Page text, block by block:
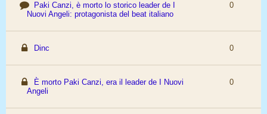
Paki Canzi, è morto lo storico leader de I
Nuovi Angeli: protagonista del beat italiano
0
Dinc 0
È morto Paki Canzi, era il leader de I Nuovi
Angeli
0